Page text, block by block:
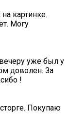
картинке.
Могу
уже был у
доволен. За
!
Покупаю